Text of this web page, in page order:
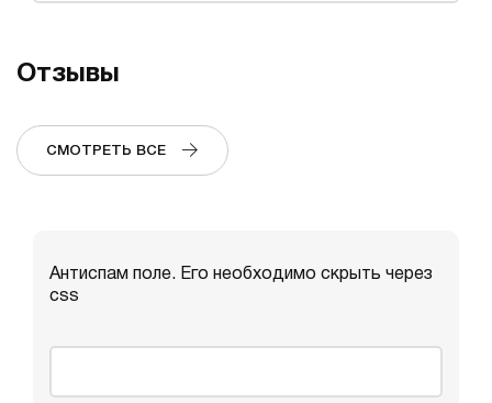
Отзывы
СМОТРЕТЬ ВСЕ
Антиспам поле. Его необходимо скрыть через
css